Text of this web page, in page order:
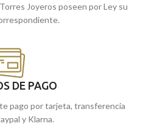
Málaga, ocómprala online y te la
llevamos a casa.
Joyeros poseen por Ley su
DE PAGO
pago por tarjeta, transferencia
y Klarna.